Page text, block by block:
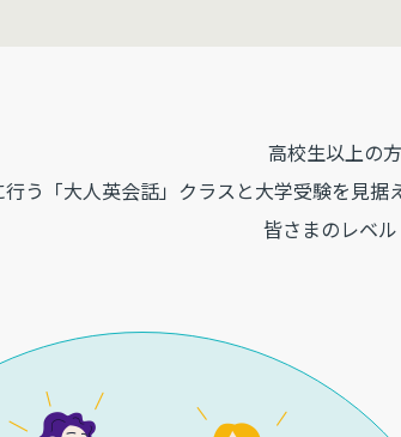
高校生以上の
う「大人英会話」クラスと大学受験を見据
皆さまのレベ